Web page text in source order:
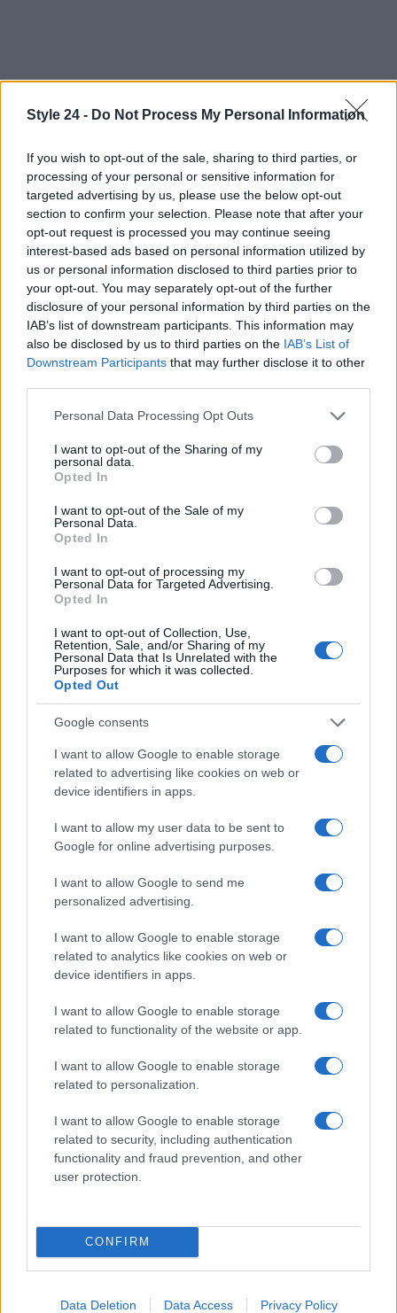
Style 24 - Do Not Process My Personal Information
If you wish to opt-out of the sale, sharing to third parties, or
processing of your personal or sensitive information for
targeted advertising by us, please use the below opt-out
section to confirm your selection. Please note that after your
opt-out request is processed you may continue seeing
interest-based ads based on personal information utilized by
us or personal information disclosed to third parties prior to
your opt-out. You may separately opt-out of the further
disclosure of your personal information by third parties on the
IAB’s list of downstream participants. This information may
also be disclosed by us to third parties on the IAB’s List of
Downstream Participants that may further disclose it to other
Please note that this website/app uses one or more Google
not limited to your visit or usage behaviour. You may click to
grant or deny consent to Google and its third-party tags to
use your data for below specified purposes in below Google
consent section.
Personal Data Processing Opt Outs
I want to opt-out of the Sharing of my
personal data.
Opted In
I want to opt-out of the Sale of my
Personal Data.
Opted In
I want to opt-out of processing my
Personal Data for Targeted Advertising.
Opted In
I want to opt-out of Collection, Use,
Retention, Sale, and/or Sharing of my
Personal Data that Is Unrelated with the
Purposes for which it was collected.
Opted Out
Google consents
I want to allow Google to enable storage
related to advertising like cookies on web or
device identifiers in apps.
I want to allow my user data to be sent to
Google for online advertising purposes.
I want to allow Google to send me
personalized advertising.
I want to allow Google to enable storage
related to analytics like cookies on web or
device identifiers in apps.
I want to allow Google to enable storage
related to functionality of the website or app.
I want to allow Google to enable storage
related to personalization.
I want to allow Google to enable storage
related to security, including authentication
functionality and fraud prevention, and other
user protection.
CONFIRM
Data Deletion Data Access Privacy Policy
AUTORE
Staff
Continua a leggere
ALIMENTAZIONE
Acqua di cottura: benefici e usi in cucina
Cristian Castiglioni · 7 Ago 2026